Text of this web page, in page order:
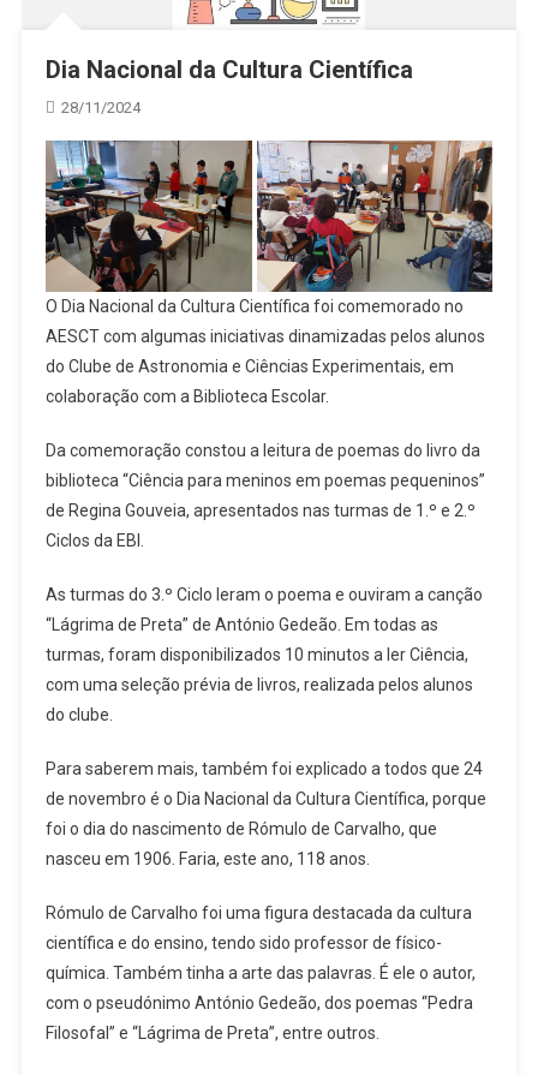
Dia Nacional da Cultura Científica
28/11/2024
O Dia Nacional da Cultura Científica foi comemorado no
AESCT com algumas iniciativas dinamizadas pelos alunos
do Clube de Astronomia e Ciências Experimentais, em
colaboração com a Biblioteca Escolar.
Da comemoração constou a leitura de poemas do livro da
biblioteca “Ciência para meninos em poemas pequeninos”
de Regina Gouveia, apresentados nas turmas de 1.º e 2.º
Ciclos da EBI.
As turmas do 3.º Ciclo leram o poema e ouviram a canção
“Lágrima de Preta” de António Gedeão. Em todas as
turmas, foram disponibilizados 10 minutos a ler Ciência,
com uma seleção prévia de livros, realizada pelos alunos
do clube.
Para saberem mais, também foi explicado a todos que 24
de novembro é o Dia Nacional da Cultura Científica, porque
foi o dia do nascimento de Rómulo de Carvalho, que
nasceu em 1906. Faria, este ano, 118 anos.
Rómulo de Carvalho foi uma figura destacada da cultura
científica e do ensino, tendo sido professor de físico-
química. Também tinha a arte das palavras. É ele o autor,
com o pseudónimo António Gedeão, dos poemas “Pedra
Filosofal” e “Lágrima de Preta”, entre outros.